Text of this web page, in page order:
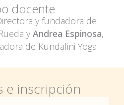
docente
y fundadora del
y Andrea Espinosa,
de Kundalini Yoga
e inscripción